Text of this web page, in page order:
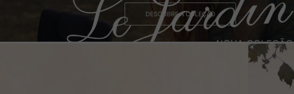
DESCUBRE A COLEÇÃO